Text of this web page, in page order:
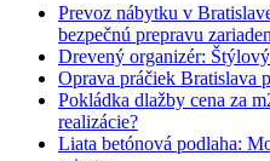
Prevoz nábytku v
bezpečnú prepravu
Drevený organizér:
Oprava práčiek Bratislava
Pokládka dlažby cena za
realizácie?
Liata betónová podlaha: